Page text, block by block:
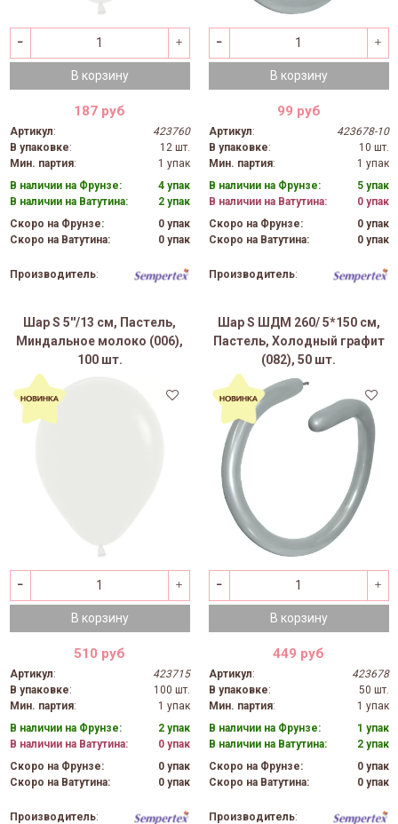
В корзину
187 руб
Артикул:
423760
В упаковке:
12 шт.
Мин. партия:
1 упак
В наличии на Фрунзе:
4 упак
В наличии на Ватутина:
2 упак
Скоро на Фрунзе:
0 упак
Скоро на Ватутина:
0 упак
Производитель:
В корзину
99 руб
Артикул:
423678-10
В упаковке:
10 шт.
Мин. партия:
1 упак
В наличии на Фрунзе:
5 упак
В наличии на Ватутина:
0 упак
Скоро на Фрунзе:
0 упак
Скоро на Ватутина:
0 упак
Производитель:
Шар S 5''/13 см, Пастель,
Миндальное молоко (006),
100 шт.
В корзину
510 руб
Артикул:
423715
В упаковке:
100 шт.
Мин. партия:
1 упак
В наличии на Фрунзе:
2 упак
В наличии на Ватутина:
0 упак
Скоро на Фрунзе:
0 упак
Скоро на Ватутина:
0 упак
Производитель:
Шар S ШДМ 260/ 5*150 см,
Пастель, Холодный графит
(082), 50 шт.
В корзину
449 руб
Артикул:
423678
В упаковке:
50 шт.
Мин. партия:
1 упак
В наличии на Фрунзе:
1 упак
В наличии на Ватутина:
2 упак
Скоро на Фрунзе:
0 упак
Скоро на Ватутина:
0 упак
Производитель: